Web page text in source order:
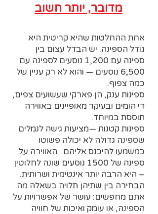
מדובר, יותר חשוב
אחת ההחלטות שהיא קריטית היא
גודל הספינה. יש הבדל עצום בין
ספינה עם 1,200 נוסעים לספינה עם
6,500 נוסעים — והוא לא רק עניין של
כמה צפוף.
ספינות ענק, הן פארקי שעשועים צפים,
די הומים ובעיקר מאופיינים באווירה
תוססת במיוחד.
ספינות קטנות —מציעות גישה לנמלים
שספינה גדולה לא יכולה פשוטו
כמשמעו להיכנס אליהם. האווירה על
ספינה של 1500 נוסעים שונה לחלוטין
– היא הרבה יותר אינטימית ושרותית.
הבחירה בין שתיהן תלויה בשאלה מה
אתם מחפשים: עושר של אפשרויות על
הספינה, או עומק ואיכות של חוויה